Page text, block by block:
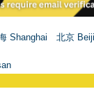
Shanghai
北京